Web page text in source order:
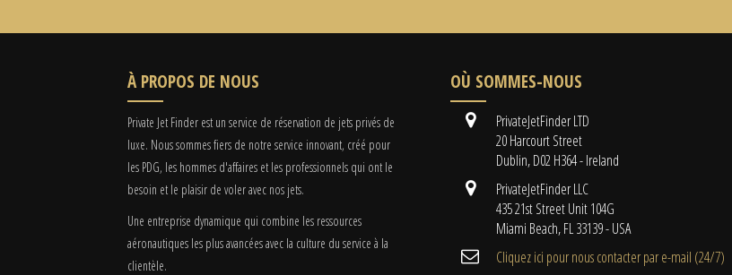
À PROPOS DE NOUS
Private Jet Finder est un service de réservation de jets privés de
luxe. Nous sommes fiers de notre service innovant, créé pour
les PDG, les hommes d'affaires et les professionnels qui ont le
besoin et le plaisir de voler avec nos jets.
Une entreprise dynamique qui combine les ressources
aéronautiques les plus avancées avec la culture du service à la
clientèle.
OÙ SOMMES-NOUS
PrivateJetFinder LTD
20 Harcourt Street
Dublin, D02 H364 - Ireland
PrivateJetFinder LLC
435 21st Street Unit 104G
Miami Beach, FL 33139 - USA
Cliquez ici pour nous contacter par e-mail (24/7)